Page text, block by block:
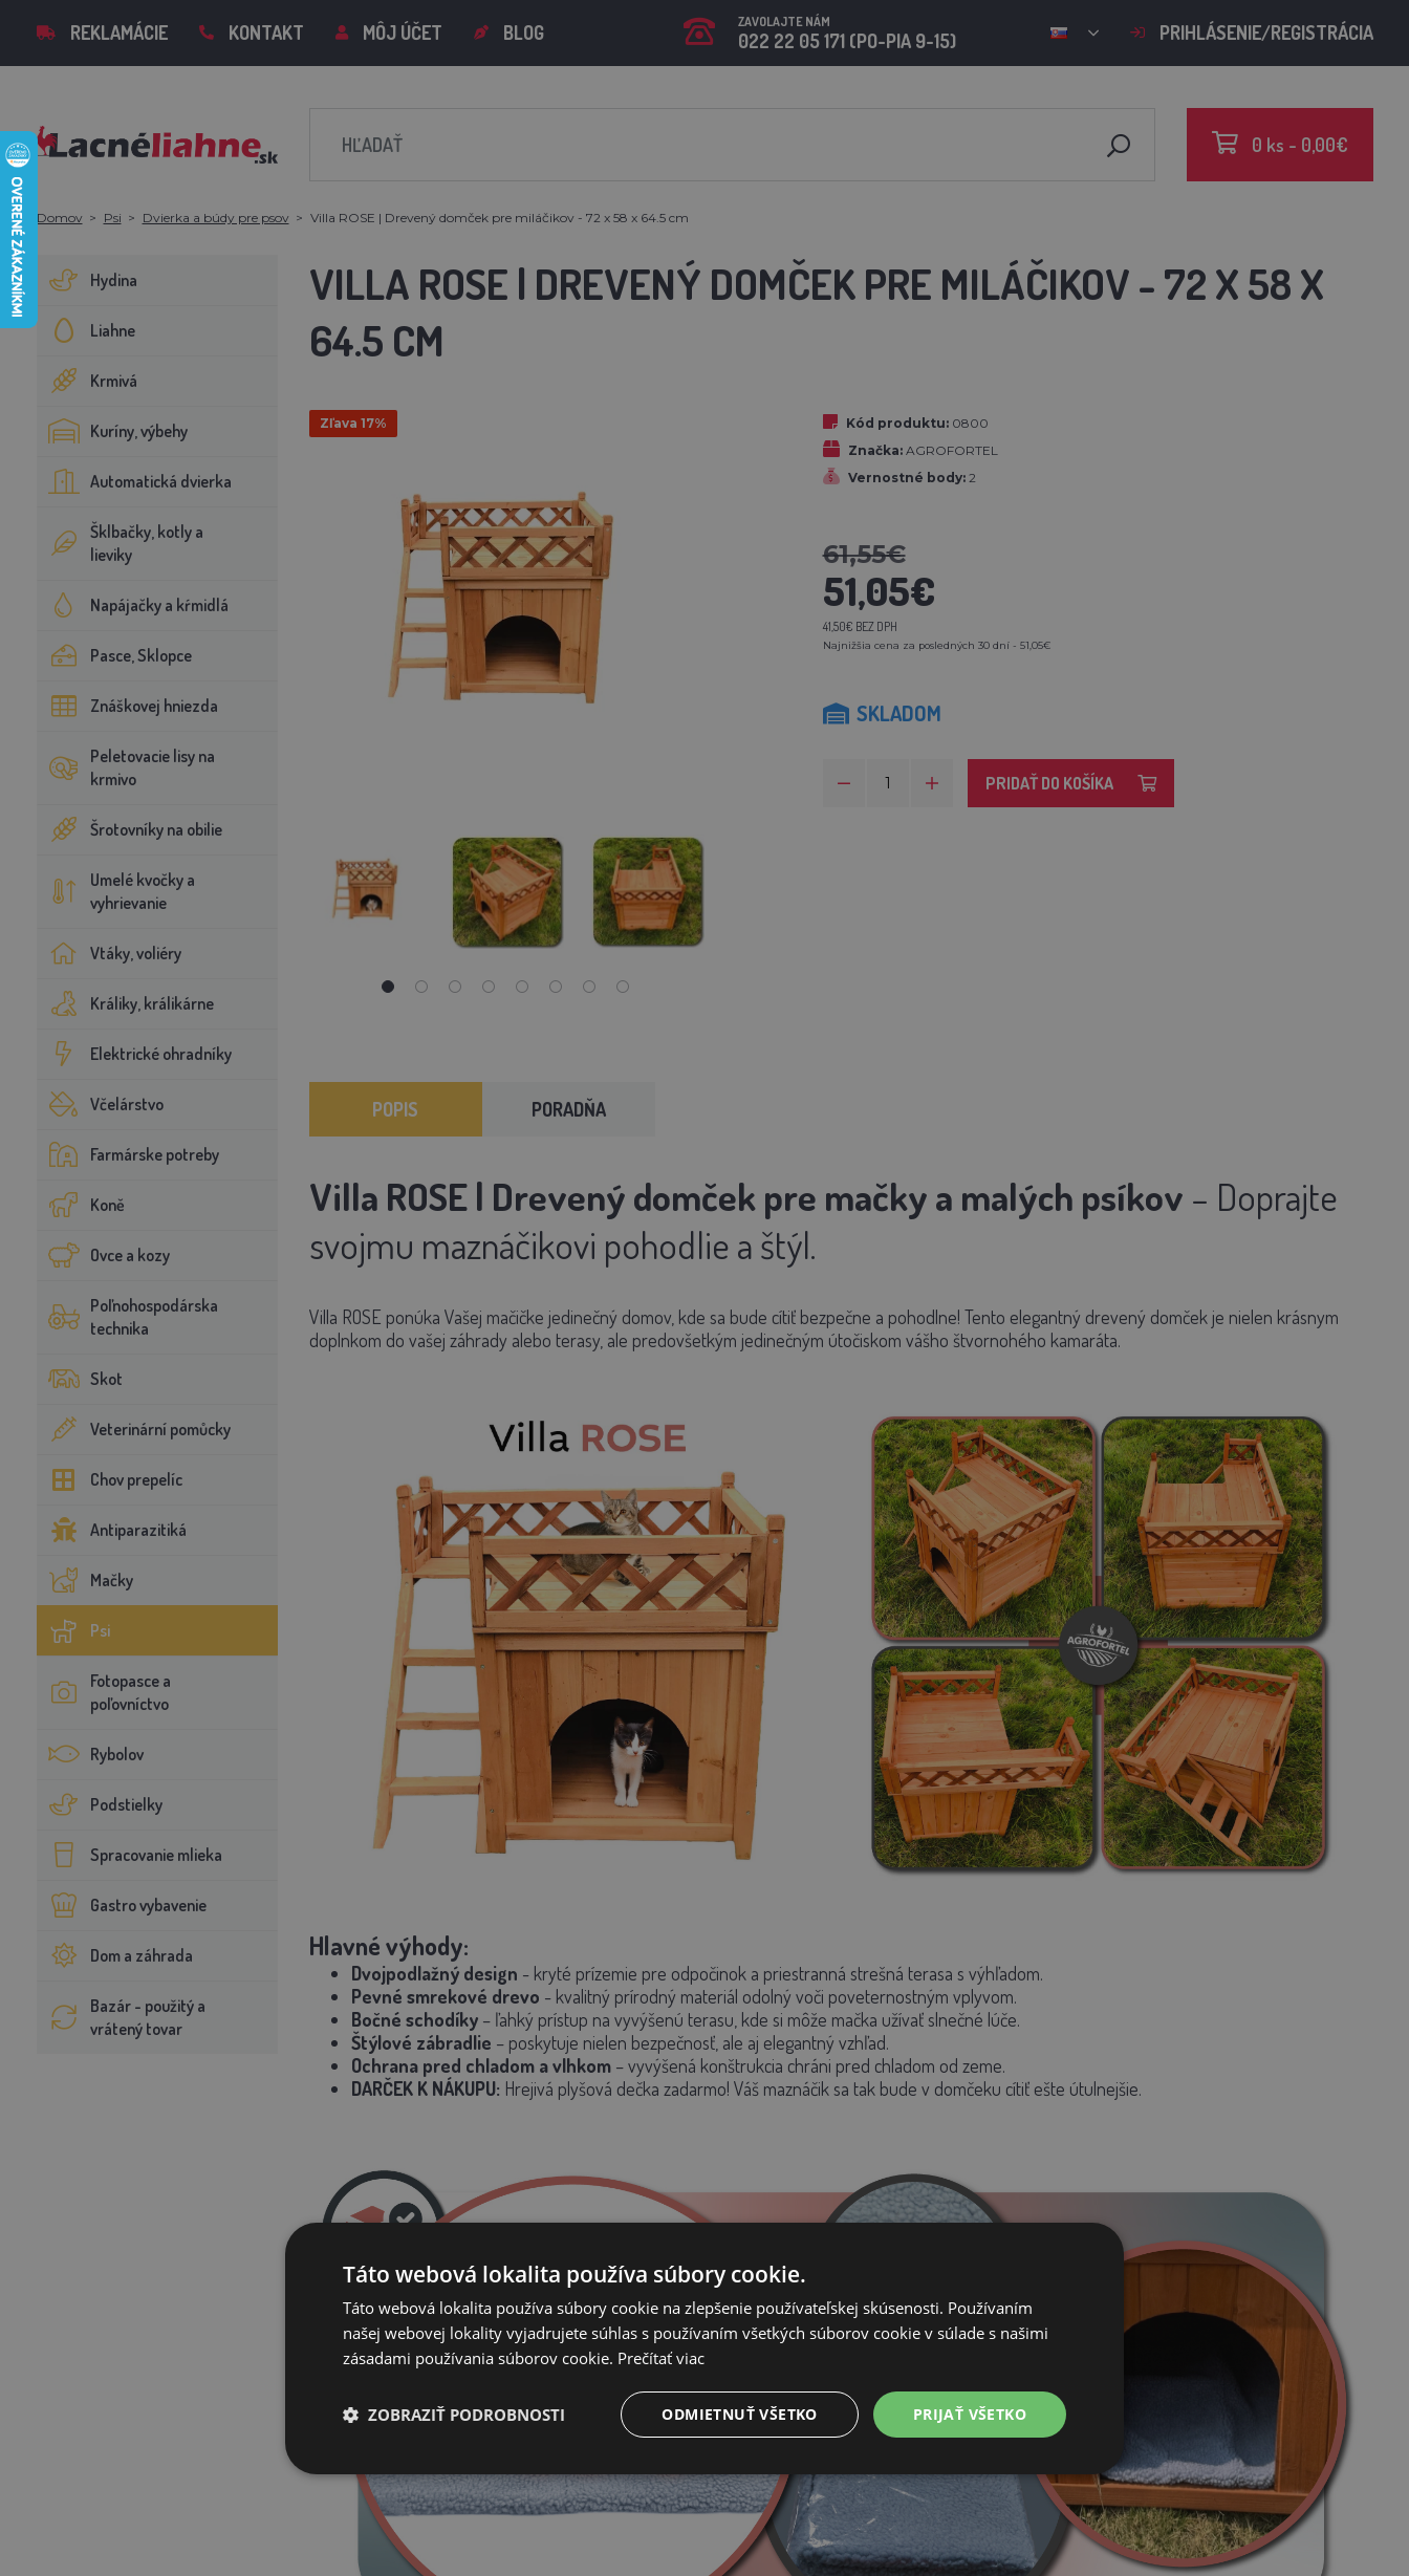
REKLAMÁCIE KONTAKT MÔJ ÚČET BLOG ZAVOLAJTE NÁM
022 22 05 171 (PO-PIA 9-15) PRIHLÁSENIE/REGISTRÁCIA
0 ks - 0,00€
Domov Psi Dvierka a búdy pre psov Villa ROSE | Drevený domček pre miláčikov - 72 x 58 x 64.5 cm
Hydina
Liahne
Krmivá
Kuríny, výbehy
Automatická dvierka
Šklbačky, kotly a
lieviky
Napájačky a kŕmidlá
Pasce, Sklopce
Znáškovej hniezda
Peletovacie lisy na
krmivo
Šrotovníky na obilie
Umelé kvočky a
vyhrievanie
Vtáky, voliéry
Králiky, králikárne
Elektrické ohradníky
Včelárstvo
Farmárske potreby
Koně
Ovce a kozy
Poľnohospodárska
technika
Skot
Veterinární pomůcky
Chov prepelíc
Antiparazitiká
Mačky
Psi
Fotopasce a
poľovníctvo
Rybolov
Podstielky
Spracovanie mlieka
Gastro vybavenie
Dom a záhrada
Bazár - použitý a
vrátený tovar
VILLA ROSE | DREVENÝ DOMČEK PRE MILÁČIKOV - 72 X 58 X
64.5 CM
Zľava 17% Kód produktu: 0800
Značka: AGROFORTEL
Vernostné body: 2
61,55€
51,05€
41,50€ BEZ DPH
Najnižšia cena za posledných 30 dní - 51,05€
SKLADOM
PRIDAŤ DO KOŠÍKA
POPIS PORADŇA
Villa ROSE | Drevený domček pre mačky a malých psíkov – Doprajte
svojmu maznáčikovi pohodlie a štýl.
Villa ROSE ponúka Vašej mačičke jedinečný domov, kde sa bude cítiť bezpečne a pohodlne! Tento elegantný drevený domček je nielen krásnym
doplnkom do vašej záhrady alebo terasy, ale predovšetkým jedinečným útočiskom vášho štvornohého kamaráta.
Hlavné výhody:
Dvojpodlažný design - kryté prízemie pre odpočinok a priestranná strešná terasa s výhľadom.
Pevné smrekové drevo - kvalitný prírodný materiál odolný voči poveternostným vplyvom.
Bočné schodíky – ľahký prístup na vyvýšenú terasu, kde si môže mačka užívať slnečné lúče.
Štýlové zábradlie – poskytuje nielen bezpečnosť, ale aj elegantný vzhľad.
Ochrana pred chladom a vlhkom – vyvýšená konštrukcia chráni pred chladom od zeme.
DARČEK K NÁKUPU: Hrejivá plyšová dečka zadarmo! Váš maznáčik sa tak bude v domčeku cítiť ešte útulnejšie.
Táto webová lokalita používa súbory cookie.
Táto webová lokalita používa súbory cookie na zlepšenie používateľskej skúsenosti. Používaním
našej webovej lokality vyjadrujete súhlas s používaním všetkých súborov cookie v súlade s našimi
zásadami používania súborov cookie. Prečítať viac
PRIJAŤ VŠETKO
ODMIETNUŤ VŠETKO
ZOBRAZIŤ PODROBNOSTI